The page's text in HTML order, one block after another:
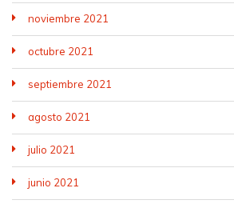
noviembre 2021
octubre 2021
septiembre 2021
agosto 2021
julio 2021
junio 2021